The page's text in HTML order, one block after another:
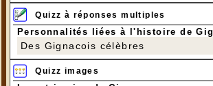
Quizz à réponses multiples
Personnalités liées à l'histoire de
Des Gignacois célèbres
Quizz images